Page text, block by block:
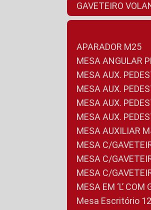
GAVETEIRO
APARADOR M25
MESA ANGULAR
MESA AUX.
MESA AUX.
MESA AUX.
MESA AUX.
MESA AUXILIAR
MESA C/
MESA C/
MESA C/
MESA EM ‘L’
Mesa Escritório